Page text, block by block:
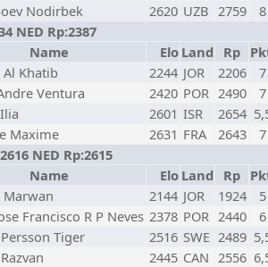
Nodirbek 2620 UZB 2759
8
NED Rp:2387
Name Elo Land Rp
Khatib 2244 JOR 2206
7
Ventura 2420 POR 2490
7
2601 ISR 2654
Maxime 2631 FRA 2643
7
NED Rp:2615
Name Elo Land Rp
2144 JOR 1924
5
Francisco R P Neves 2378 POR 2440
6
Tiger 2516 SWE 2489
2445 CAN 2556